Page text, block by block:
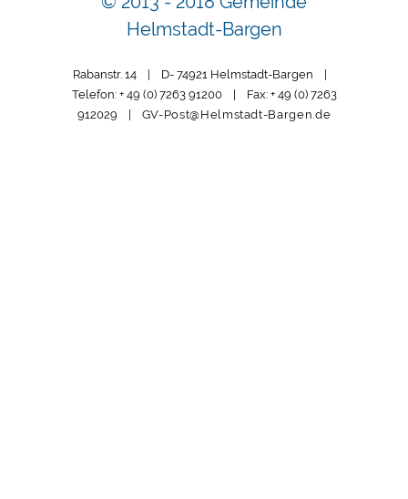
Helmstadt-Bargen
Rabanstr. 14 | D- 74921 Helmstadt-Bargen |
Telefon: + 49 (0) 7263 91200 | Fax: + 49 (0) 7263
912029 | GV-Post@Helmstadt-Bargen.de